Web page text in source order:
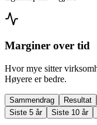
Marginer over tid
Hvor mye sitter
Høyere er bedre.
Sammendrag Resultat
Siste 5 år
Siste 10 år